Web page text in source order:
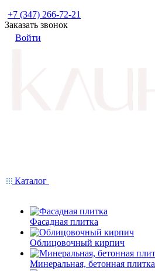
+7 (347) 266-72-21
Заказать звонок
Войти
Каталог
Фасадная плитка
Облицовочный кирпич
Минеральная, бетонная плитка